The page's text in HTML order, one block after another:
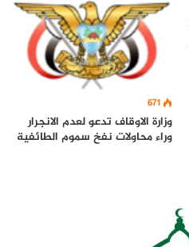
671
وزارة الاوقاف تدعو لعدم الانجرار
وراء محاولات نفخ سموم الطائفية